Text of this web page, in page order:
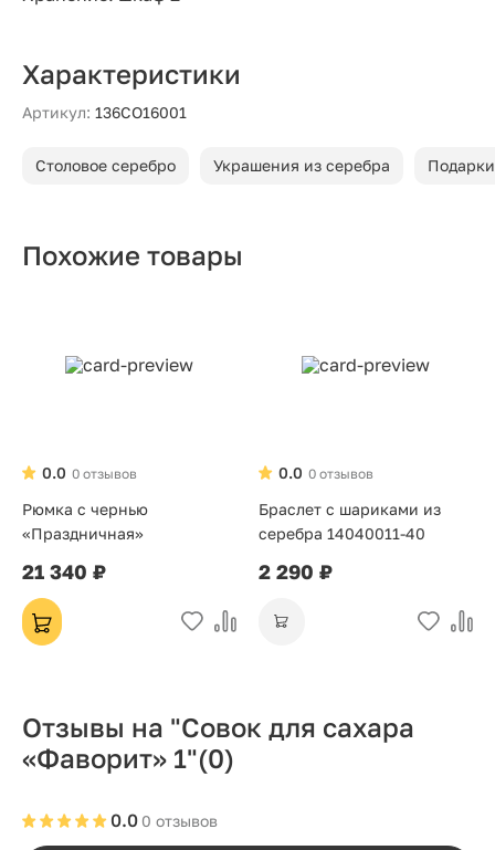
Характеристики
Артикул: 136СО16001
Столовое серебро Украшения из серебра
Похожие товары
0 отзывов
0.0
Рюмка с чернью
«Праздничная»
21 340 ₽
0 отзывов
0.0
Браслет с шариками из
серебра 14040011-40
2 290 ₽
Отзывы на "Совок для сахара
«Фаворит» 1"(0)
0 отзывов
0.0